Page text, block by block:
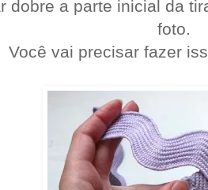
dobre a parte inicial da
foto.
Você vai precisar fazer